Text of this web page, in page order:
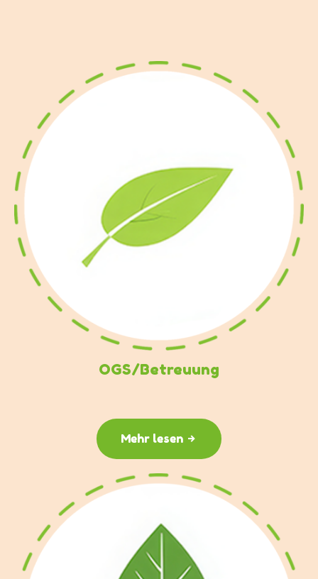
OGS/Betreuung
Mehr lesen